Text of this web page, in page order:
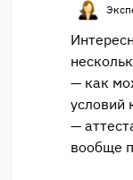
— как
условий
—
вообще